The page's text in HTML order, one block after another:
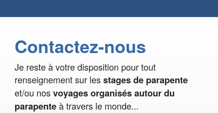
Contactez-nous
Je reste à votre disposition pour tout
renseignement sur lesstages de parapente
et/ou nosvoyages organisés autour du
parapenteà travers le monde...